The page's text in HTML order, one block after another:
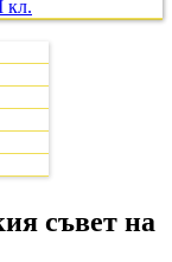
кл.
съвет на